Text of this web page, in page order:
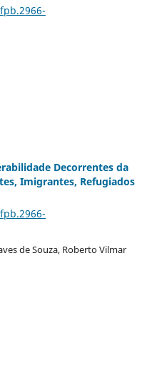
Decorrentes da
Imigrantes, Refugiados
de Souza, Roberto Vilmar